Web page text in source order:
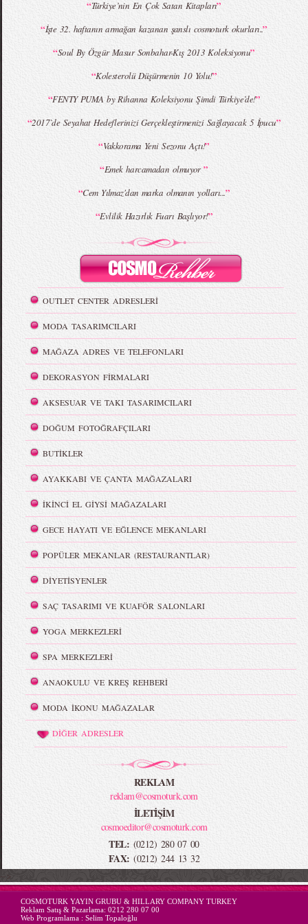
MBFWI - Giray Sepin 2015 Yaz Koleksiyonu MBFWI - Burçe Bekrek 2015 Yaz Koleksiyonu
“Türkiye’nin En Çok Satan Kitapları”
“İşte 32. haftanın armağan kazanan şanslı cosmoturk okurları..”
“Soul By Özgür Masur Sonbahar-Kış 2013 Koleksiyonu”
“Kolesterolü Düşürmenin 10 Yolu!”
“FENTY PUMA by Rihanna Koleksiyonu Şimdi Türkiye’de!”
“2017`de Seyahat Hedeflerinizi Gerçekleştirmenizi Sağlayacak 5 İpucu”
“Vakkorama Yeni Sezonu Açtı!”
“Emek harcamadan olmuyor”
“Cem Yılmaz'dan marka olmanın yolları...”
“Evlilik Hazırlık Fuarı Başlıyor!”
OUTLET CENTER ADRESLERİ
MODA TASARIMCILARI
MAĞAZA ADRES VE TELEFONLARI
DEKORASYON FİRMALARI
AKSESUAR VE TAKI TASARIMCILARI
DOĞUM FOTOĞRAFÇILARI
BUTİKLER
AYAKKABI VE ÇANTA MAĞAZALARI
İKİNCİ EL GİYSİ MAĞAZALARI
GECE HAYATI VE EĞLENCE MEKANLARI
POPÜLER MEKANLAR (RESTAURANTLAR)
DİYETİSYENLER
SAÇ TASARIMI VE KUAFÖR SALONLARI
YOGA MERKEZLERİ
SPA MERKEZLERİ
ANAOKULU VE KREŞ REHBERİ
MODA İKONU MAĞAZALAR
DİĞER ADRESLER
REKLAM
reklam@cosmoturk.com
İLETİŞİM
cosmoeditor@cosmoturk.com
TEL: (0212) 280 07 00
FAX: (0212) 244 13 32
-->
COSMOTURK YAYIN GRUBU & HILLARY COMPANY TURKEY
Reklam Satış & Pazarlama: 0212 280 07 00
Web Programlama : Selim Topaloğlu